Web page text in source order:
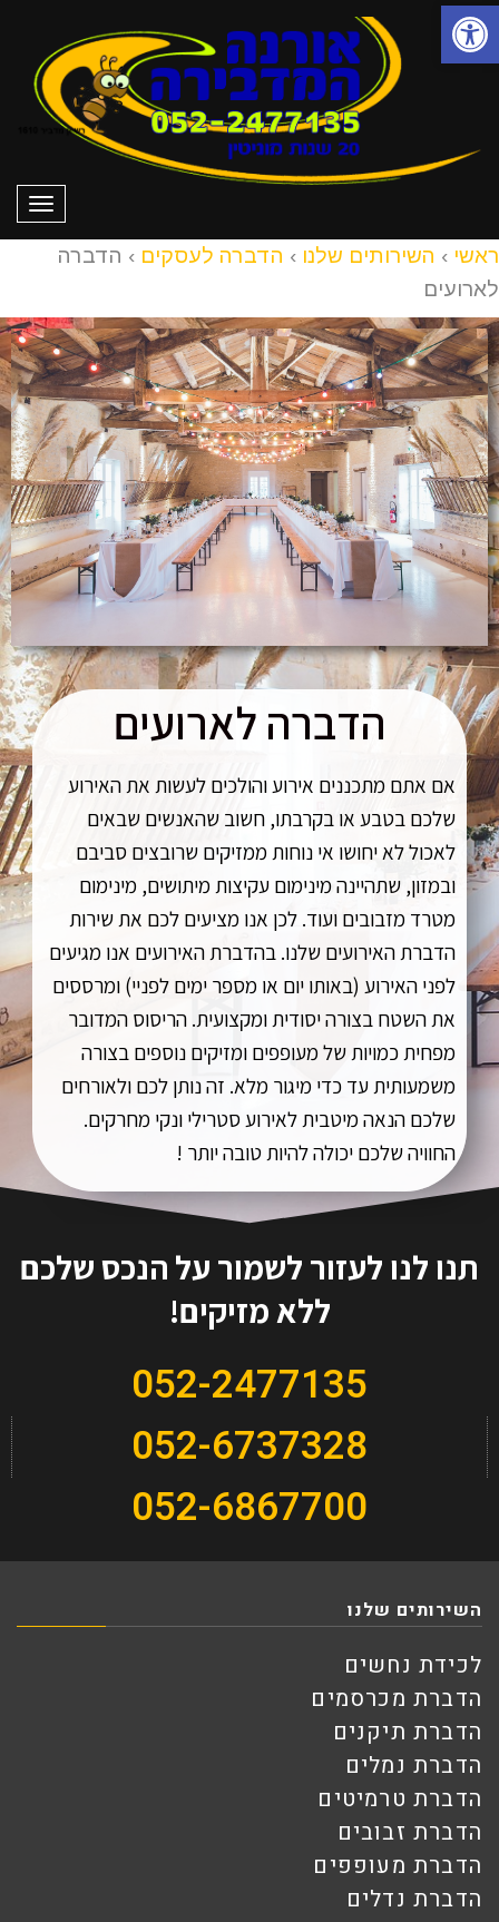
פתח סרגל נגישות
ראשי › השירותים שלנו › הדברה לעסקים › הדברה
לארועים
הדברה לארועים
אם אתם מתכננים אירוע והולכים לעשות את האירוע
שלכם בטבע או בקרבתו, חשוב שהאנשים שבאים
לאכול לא יחושו אי נוחות ממזיקים שרובצים סביבם
ובמזון, שתהיינה מינימום עקיצות מיתושים, מינימום
מטרד מזבובים ועוד. לכן אנו מציעים לכם את שירות
הדברת האירועים שלנו. בהדברת האירועים אנו מגיעים
לפני האירוע (באותו יום או מספר ימים לפניי) ומרססים
את השטח בצורה יסודית ומקצועית. הריסוס המדובר
מפחית כמויות של מעופפים ומזיקים נוספים בצורה
משמעותית עד כדי מיגור מלא. זה נותן לכם ולאורחים
שלכם הנאה מיטבית לאירוע סטרילי ונקי מחרקים.
החוויה שלכם יכולה להיות טובה יותר !
תנו לנו לעזור לשמור על הנכס שלכם
ללא מזיקים!
052-2477135
052-6737328
052-6867700
השירותים שלנו
לכידת נחשים
הדברת מכרסמים
הדברת תיקנים
הדברת נמלים
הדברת טרמיטים
הדברת זבובים
הדברת מעופפים
הדברת נדלים